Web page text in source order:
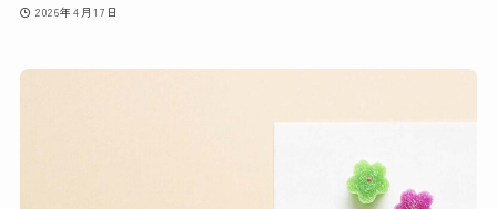
2026年4月17日